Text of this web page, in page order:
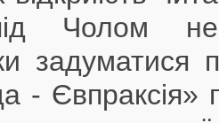
під Чолом
задуматися
- Євпраксія»